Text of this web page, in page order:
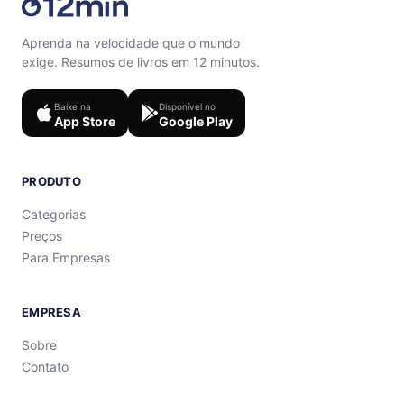
Aprenda na velocidade que o mundo
exige. Resumos de livros em 12 minutos.
Baixe na
App Store
Disponível no
Google Play
PRODUTO
Categorias
Preços
Para Empresas
EMPRESA
Sobre
Contato